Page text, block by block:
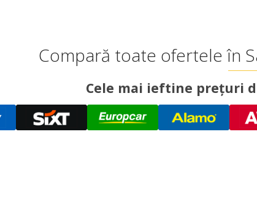
Compară toate ofertele în
Cele mai ieftine prețuri